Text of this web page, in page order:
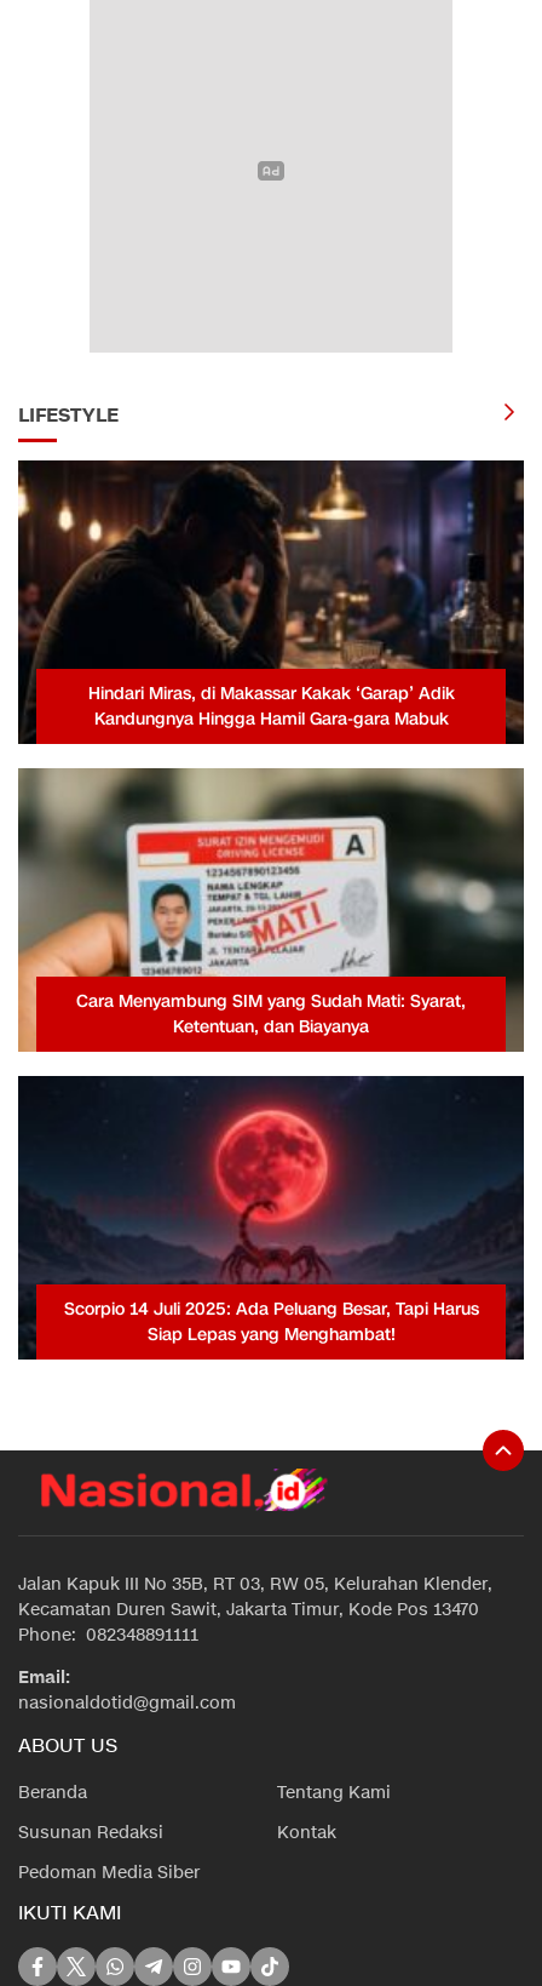
LIFESTYLE
Hindari Miras, di Makassar Kakak ‘Garap’ Adik
Kandungnya Hingga Hamil Gara-gara Mabuk
Cara Menyambung SIM yang Sudah Mati: Syarat,
Ketentuan, dan Biayanya
Scorpio 14 Juli 2025: Ada Peluang Besar, Tapi Harus
Siap Lepas yang Menghambat!
Jalan Kapuk III No 35B, RT 03, RW 05, Kelurahan Klender,
Kecamatan Duren Sawit, Jakarta Timur, Kode Pos 13470
Phone: 082348891111
Email:
nasionaldotid@gmail.com
ABOUT US
Beranda
Tentang Kami
Susunan Redaksi
Kontak
Pedoman Media Siber
IKUTI KAMI